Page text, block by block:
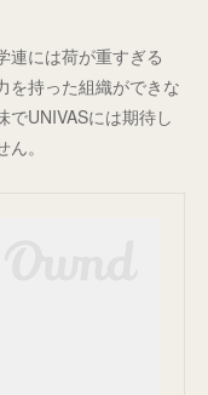
連には荷が重すぎる
を持った組織ができな
でUNIVASには期待し
。